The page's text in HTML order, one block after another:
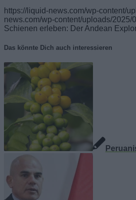
https://liquid-news.com/wp-content/
news.com/wp-content/uploads/2025/
Schienen erleben: Der Andean
Das könnte Dich auch interessieren